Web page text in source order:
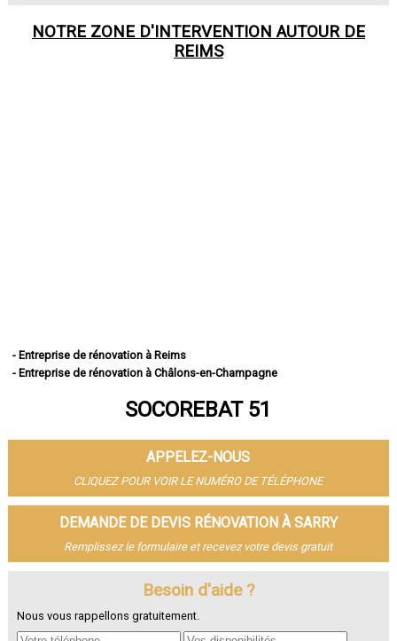
NOTRE ZONE D'INTERVENTION AUTOUR DE
REIMS
- Entreprise de rénovation à Reims
- Entreprise de rénovation à Châlons-en-Champagne
- Entreprise de rénovation à Vitry-le-François
- Entreprise de rénovation à Bétheny
- Entreprise de rénovation à Cormontreuil
- Entreprise de rénovation à Fismes
- Entreprise de rénovation à Saint-Memmie
- Entreprise de rénovation à Sézanne
- Entreprise de rénovation à Mourmelon-le-Grand
- Entreprise de rénovation à Witry-lès-Reims
- Entreprise de rénovation à Fagnières
- Entreprise de rénovation à Suippes
SOCOREBAT 51
APPELEZ-NOUS
CLIQUEZ POUR VOIR LE NUMÉRO DE TÉLÉPHONE
DEMANDE DE DEVIS RÉNOVATION À SARRY
Remplissez le formulaire et recevez votre devis gratuit
Besoin d'aide ?
Nous vous rappellons gratuitement.